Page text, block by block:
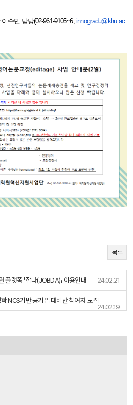
수민 담당(02-961-9105~6, innogradu@ khu.ac.
목록
플랫폼 「잡다(JOBDA)」 이용안내 24.02.21
NCS기반 공기업 대비반 참여자 모집
24.02.19